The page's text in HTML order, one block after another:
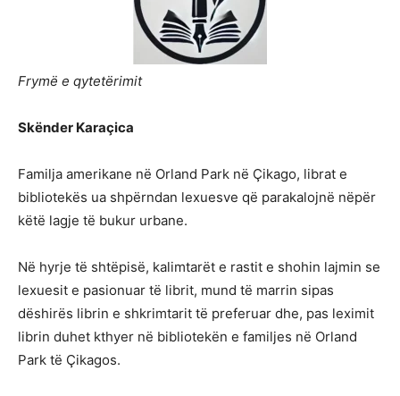
Frymë e qytetërimit
Skënder Karaçica
Familja amerikane në Orland Park në Çikago, librat e
bibliotekës ua shpërndan lexuesve që parakalojnë nëpër
këtë lagje të bukur urbane.
Në hyrje të shtëpisë, kalimtarët e rastit e shohin lajmin se
lexuesit e pasionuar të librit, mund të marrin sipas
dëshirës librin e shkrimtarit të preferuar dhe, pas leximit
librin duhet kthyer në bibliotekën e familjes në Orland
Park të Çikagos.